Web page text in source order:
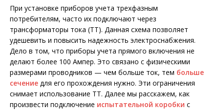
При установке приборов учета трехфазным
потребителям, часто их подключают через
трансформаторы тока (ТТ). Данная схема позволяет
удешевить и повысить надежность электроснабжения.
Дело в том, что приборы учета прямого включения не
делают более 100 Ампер. Это связано с физическими
размерами проводников — чем больше ток, тем больше
сечение для его прохождения нужно. Эти ограничения
снимает использование ТТ. Далее мы расскажем, как
произвести подключение испытательной коробки с